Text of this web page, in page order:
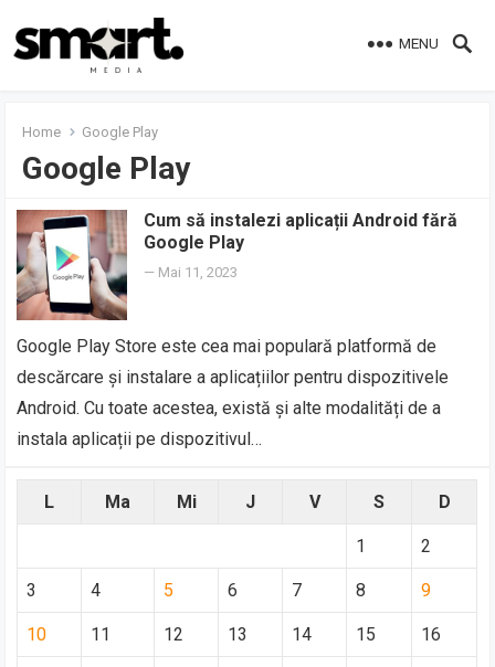
MENU
Home Google Play
Google Play
Cum să instalezi aplicații Android fără
Google Play
— Mai 11, 2023
Google Play Store este cea mai populară platformă de
descărcare și instalare a aplicațiilor pentru dispozitivele
Android. Cu toate acestea, există și alte modalități de a
instala aplicații pe dispozitivul…
L Ma Mi J V S D
1 2
3 4 5 6 7 8 9
10 11 12 13 14 15 16